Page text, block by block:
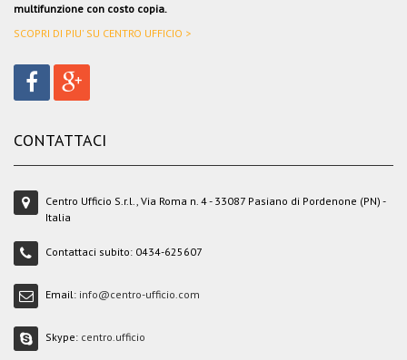
multifunzione con costo copia.
SCOPRI DI PIU' SU CENTRO UFFICIO >
CONTATTACI
Centro Ufficio S.r.l., Via Roma n. 4 - 33087 Pasiano di Pordenone (PN) -
Italia
Contattaci subito: 0434-625607
Email: info@centro-ufficio.com
Skype: centro.ufficio